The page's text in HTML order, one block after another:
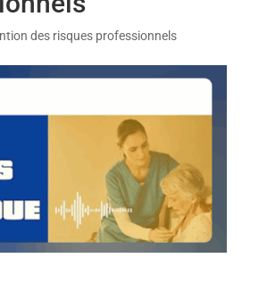
des risques professionnels